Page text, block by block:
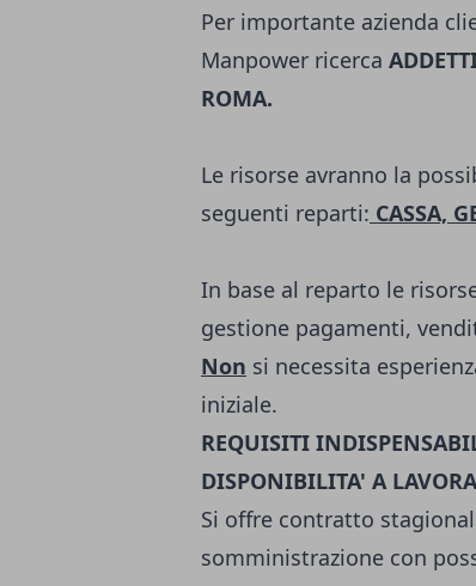
Per importante azienda
Manpower ricerca
ROMA.
Le risorse avranno la
seguenti reparti: CASSA,
In base al reparto le
gestione pagamenti,
Non si necessita
iniziale.
REQUISITI
DISPONIBILITA' A
Si offre contratto
somministrazione con